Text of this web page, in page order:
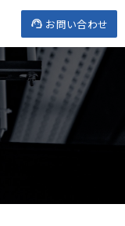
お問い合わせ